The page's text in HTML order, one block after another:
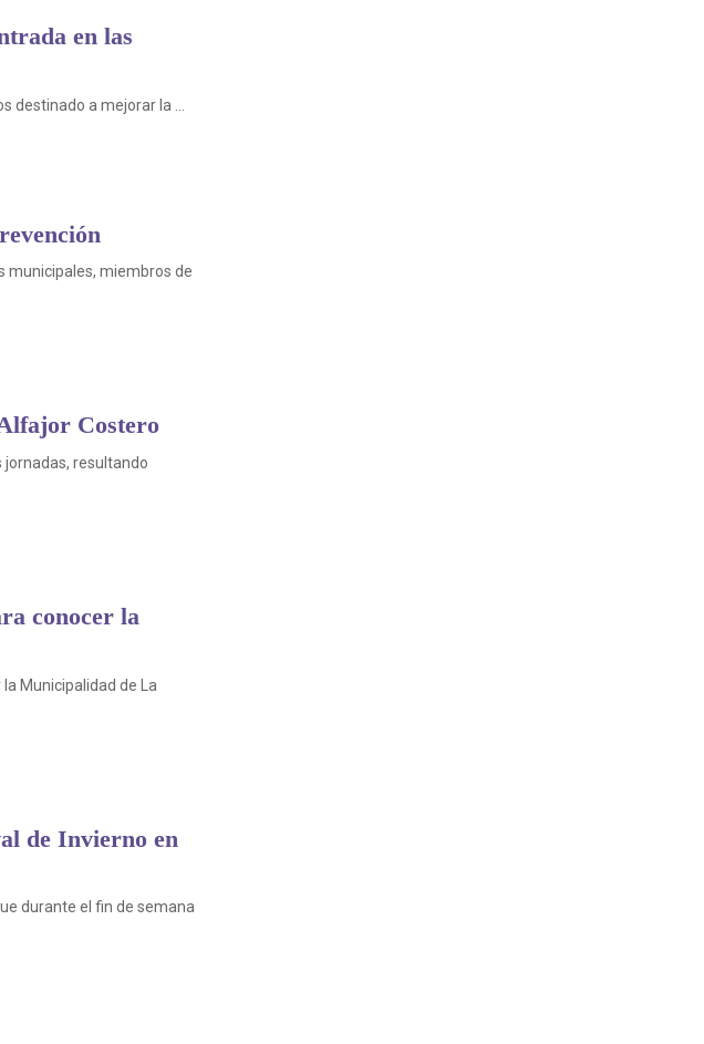
en las
destinado a mejorar la ...
municipales, miembros de
Costero
jornadas, resultando
conocer la
Municipalidad de La
de Invierno en
durante el fin de semana